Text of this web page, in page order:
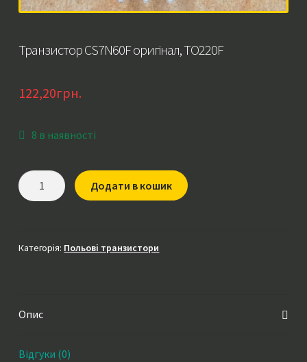
Транзистор CS7N60F оригінал, TO220F
122,20грн.
8 в наявності
Транзистор
CS7N60F
кількість
Додати в кошик
Категорія: Польові транзистори
Опис
Відгуки (0)